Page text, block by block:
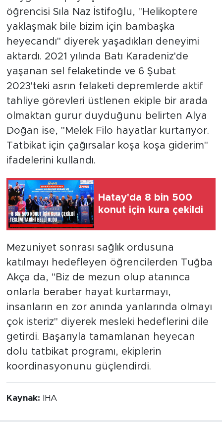
öğrencisi Sıla Naz İstifoğlu, "Helikoptere
yaklaşmak bile bizim için bambaşka
heyecandı" diyerek yaşadıkları deneyimi
aktardı. 2021 yılında Batı Karadeniz'de
yaşanan sel felaketinde ve 6 Şubat
2023'teki asrın felaketi depremlerde aktif
tahliye görevleri üstlenen ekiple bir arada
olmaktan gurur duyduğunu belirten Alya
Doğan ise, "Melek Filo hayatlar kurtarıyor.
Tatbikat için çağırsalar koşa koşa giderim"
ifadelerini kullandı.
Hatay'da 8 bin 500
konut için kura çekildi
Mezuniyet sonrası sağlık ordusuna
katılmayı hedefleyen öğrencilerden Tuğba
Akça da, "Biz de mezun olup atanınca
onlarla beraber hayat kurtarmayı,
insanların en zor anında yanlarında olmayı
çok isteriz" diyerek mesleki hedeflerini dile
getirdi. Başarıyla tamamlanan heyecan
dolu tatbikat programı, ekiplerin
koordinasyonunu güçlendirdi.
Kaynak: İHA